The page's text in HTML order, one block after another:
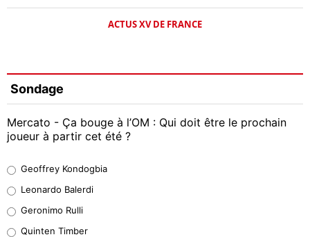
ACTUS XV DE FRANCE
Sondage
Mercato - Ça bouge à l’OM : Qui doit être le prochain
joueur à partir cet été ?
38%
32%
Geoffrey Kondogbia
Leonardo Balerdi
Geronimo Rulli
Quinten Timber